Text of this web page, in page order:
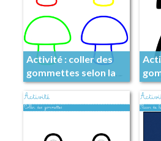
Activité : coller des
gommettes selon la
couleur